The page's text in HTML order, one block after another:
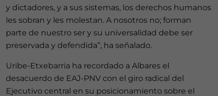
y dictadores, y a sus sistemas, los derechos humanos
les sobran y les molestan. A nosotros no; forman
parte de nuestro ser y su universalidad debe ser
preservada y defendida”, ha señalado.
Uribe-Etxebarria ha recordado a Albares el
desacuerdo de EAJ-PNV con el giro radical del
Ejecutivo central en su posicionamiento sobre el